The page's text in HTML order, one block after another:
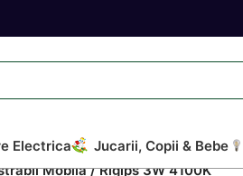
Electrica Jucarii, Copii & Bebe
Mobila / Rigips 3W 4100K